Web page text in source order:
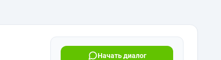
Начать диалог